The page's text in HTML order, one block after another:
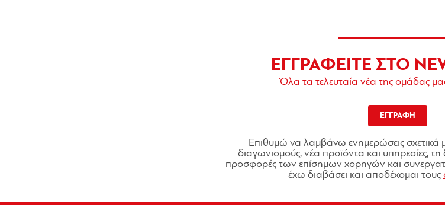
ΕΓΓΡΑΦΕΙΤΕ ΣΤΟ
Όλα τα τελευταία νέα της ομάδας
ΕΓΓΡΑΦΗ
Επιθυμώ να λαμβάνω ενημερώσεις σχετικά
διαγωνισμούς, νέα προϊόντα και υπηρεσίες, τη
προσφορές των επίσημων χορηγών και
έχω διαβάσει και αποδέχομαι τους